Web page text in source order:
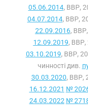
05.06.2014, ВВР,
04.07.2014, ВВР,
22.09.2016,
12.09.2019, ВВР,
03.10.2019, ВВР,
чинності див.
30.03.2020, ВВР,
16.12.2021 №
24.03.2022 №